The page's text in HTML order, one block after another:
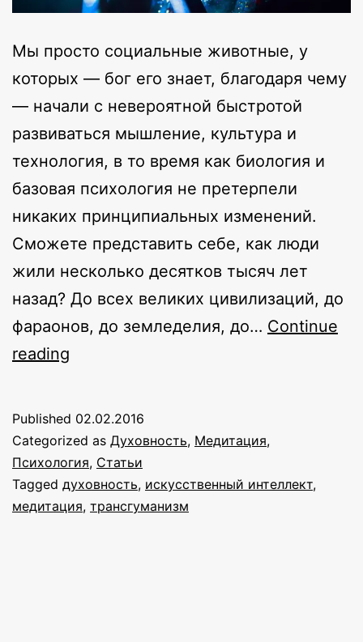
Мы просто социальные животные, у
которых — бог его знает, благодаря чему
— начали с невероятной быстротой
развиваться мышление, культура и
технология, в то время как биология и
базовая психология не претерпели
никаких принципиальных изменений.
Сможете представить себе, как люди
жили несколько десятков тысяч лет
назад? До всех великих цивилизаций, до
фараонов, до земледелия, до… Continue
reading
жизненной
необходимости
раскрытия
человечности
Published 02.02.2016
Categorized as Духовность, Медитация,
Психология, Статьи
Tagged духовность, искусственный интеллект,
медитация, трансгуманизм